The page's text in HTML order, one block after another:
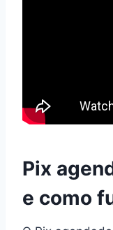
Pix
e como